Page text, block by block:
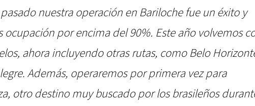
pasado nuestra operación en Bariloche fue un éxito y
ocupación por encima del 90%. Este año volvemos
ahora incluyendo otras rutas, como Belo
Además, operaremos por primera vez para
otro destino muy buscado por los brasileños